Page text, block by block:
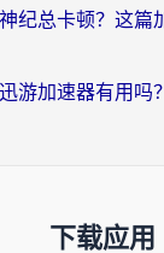
下载应用